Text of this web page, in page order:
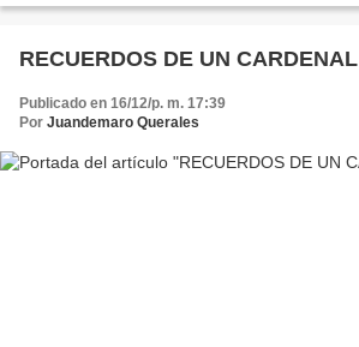
RECUERDOS DE UN CARDENAL
Publicado en 16/12/p. m. 17:39
Por Juandemaro Querales